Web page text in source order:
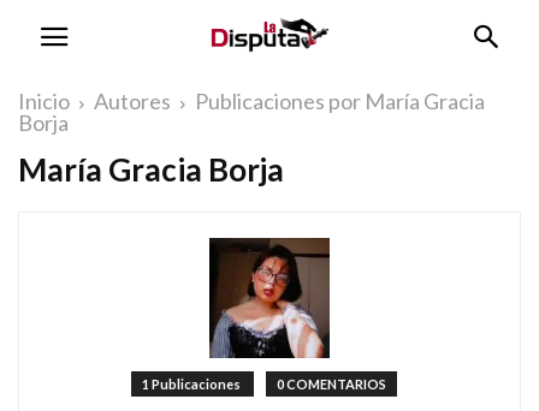
Inicio Autores
Publicaciones por María Gracia
Borja
María Gracia Borja
1 Publicaciones 0 COMENTARIOS